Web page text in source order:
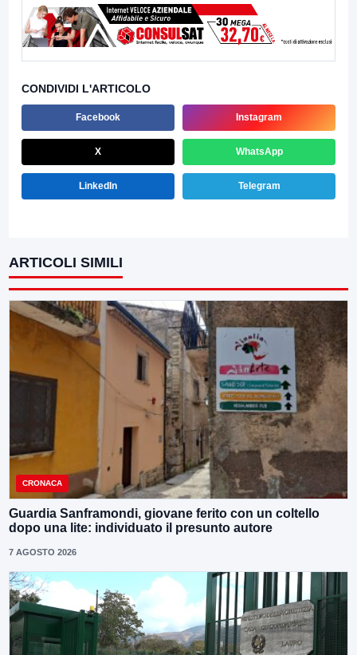
CONDIVIDI L'ARTICOLO
Facebook Instagram
X WhatsApp
LinkedIn Telegram
ARTICOLI SIMILI
CRONACA
Guardia Sanframondi, giovane ferito con un coltello
dopo una lite: individuato il presunto autore
7 AGOSTO 2026